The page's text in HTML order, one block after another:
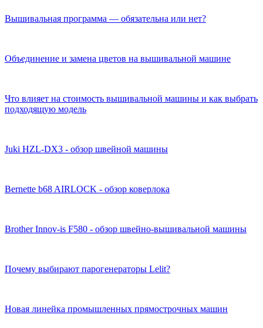
Вышивальная программа — обязательна или нет?
Объединение и замена цветов на вышивальной машине
Что влияет на стоимость вышивальной машины и как выбрать
подходящую модель
Juki HZL-DX3 - обзор швейной машины
Bernette b68 AIRLOCK - обзор коверлока
Brother Innov-is F580 - обзор швейно-вышивальной машины
Почему выбирают парогенераторы Lelit?
Новая линейка промышленных прямострочных машин